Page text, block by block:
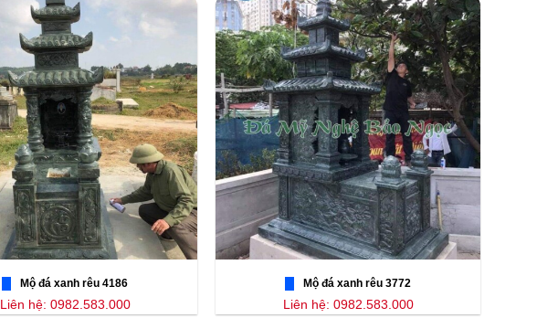
Mộ đá xanh rêu 4186
Liên hệ: 0982.583.000
Mộ đá xanh rêu 3772
Liên hệ: 0982.583.000